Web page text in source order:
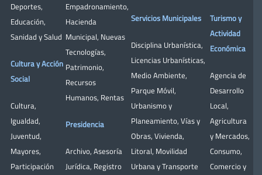
Deportes,
Educación,
Sanidad y Salud
Cultura y Acción
Social
Cultura,
Igualdad,
Juventud,
Mayores,
Participación
Empadronamiento,
Hacienda
Municipal, Nuevas
Tecnologías,
Patrimonio,
Recursos
Humanos, Rentas
Presidencia
Archivo, Asesoría
Jurídica, Registro
Servicios Municipales
Disciplina Urbanística,
Licencias Urbanísticas,
Medio Ambiente,
Parque Móvil,
Urbanismo y
Planeamiento, Vías y
Obras, Vivienda,
Litoral, Movilidad
Urbana y Transporte
Turismo y
Actividad
Económica
Agencia de
Desarrollo
Local,
Agricultura
y Mercados,
Consumo,
Comercio y